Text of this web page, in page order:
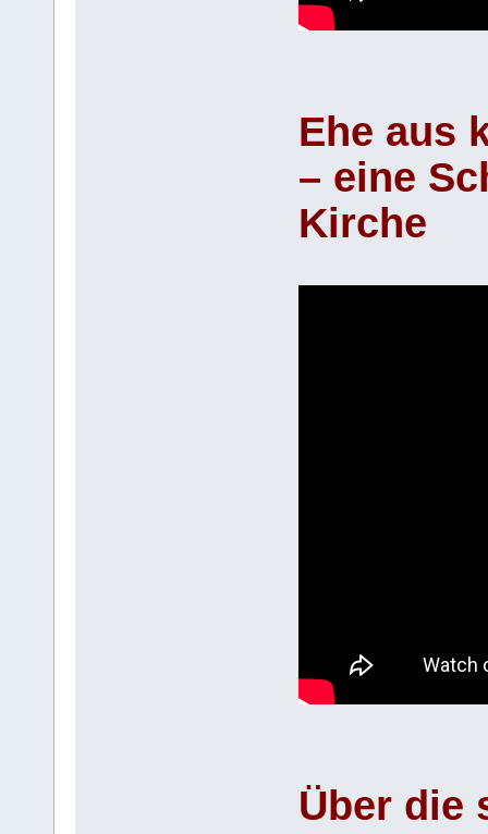
Ehe aus
– eine
Kirche
Über die